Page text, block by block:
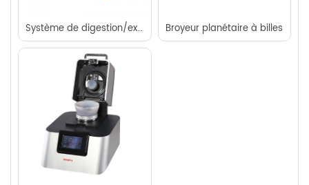
Système de digestion/extraction par micro-ondes SUPER-E Broyeur planétaire à billes